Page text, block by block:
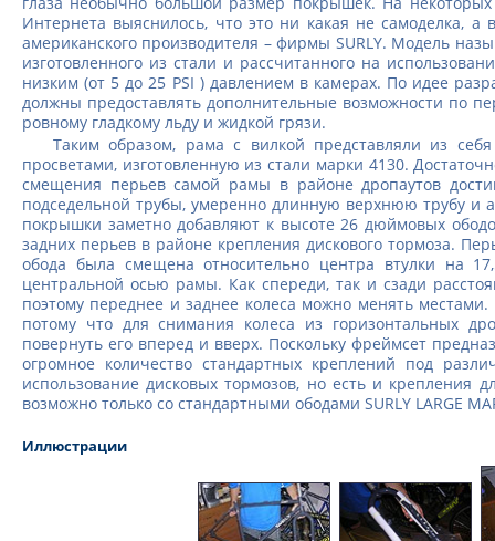
Интернета выяснилось, что это ни какая не самоделка,
американского производителя – фирмы SURLY. Модель
изготовленного из стали и рассчитанного на
низким (от 5 до 25 PSI ) давлением в камерах. По идее
должны предоставлять дополнительные возможности по
ровному гладкому льду и жидкой грязи.
Таким образом, рама с вилкой представляли из
просветами, изготовленную из стали марки 4130.
смещения перьев самой рамы в районе дропаутов
подседельной трубы, умеренно длинную верхнюю трубу и
покрышки заметно добавляют к высоте 26 дюймовых
задних перьев в районе крепления дискового тормоза.
обода была смещена относительно центра втулки на
центральной осью рамы. Как спереди, так и сзади
поэтому переднее и заднее колеса можно менять
потому что для снимания колеса из горизонтальных
повернуть его вперед и вверх. Поскольку фреймсет
огромное количество стандартных креплений под
использование дисковых тормозов, но есть и крепления
возможно только со стандартными ободами SURLY LARGE
Иллюстрации